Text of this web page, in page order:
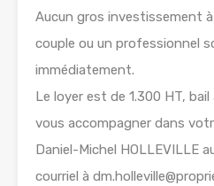
Aucun gros investissement
couple ou un professionnel
immédiatement.
Le loyer est de 1.300 HT,
vous accompagner dans
Daniel-Michel HOLLEVILLE
courriel à